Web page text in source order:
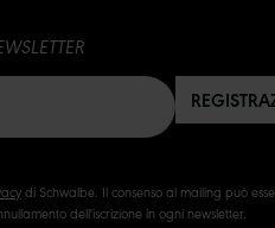
di Schwalbe. Il consenso al mailing può
dell'iscrizione in ogni newsletter.